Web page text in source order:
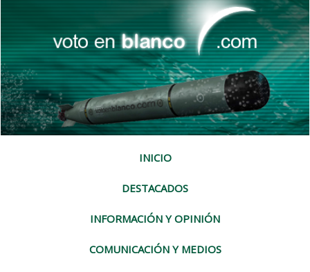
INICIO
DESTACADOS
INFORMACIÓN Y OPINIÓN
COMUNICACIÓN Y MEDIOS